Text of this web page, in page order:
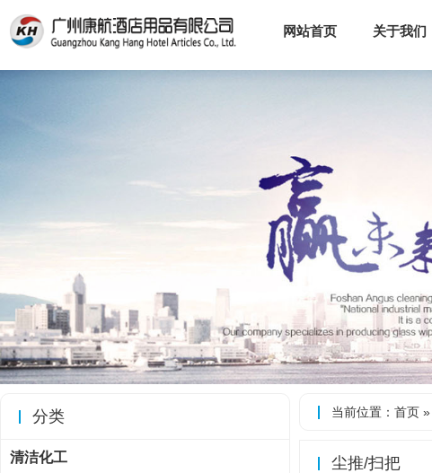
网站首页 关于我们
当前位置： 首页»
尘推/扫把
分类
清洁化工